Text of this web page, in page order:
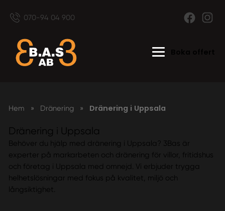
070-94 04 900
Hem » Dränering » Dränering i Uppsala
Dränering i Uppsala
Behöver du hjälp med dränering i Uppsala? 3Bas är
experter på markarbeten och dränering för villor, fritidshus
och företag i Uppsala med omnejd. Vi erbjuder trygga
helhetslösningar med fokus på kvalitet, miljö och
långsiktighet.